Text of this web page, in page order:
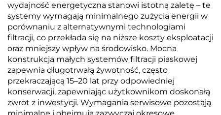
wydajność energetyczna stanowi istotną zaletę – te
systemy wymagają minimalnego zużycia energii w
porównaniu z alternatywnymi technologiami
filtracji, co przekłada się na niższe koszty eksploatacji
oraz mniejszy wpływ na środowisko. Mocna
konstrukcja małych systemów filtracji piaskowej
zapewnia długotrwałą żywotność, często
przekraczającą 15–20 lat przy odpowiedniej
konserwacji, zapewniając użytkownikom doskonałą
zwrot z inwestycji. Wymagania serwisowe pozostają